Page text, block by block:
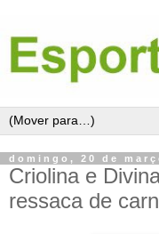
domingo, 20 de
Criolina e
ressaca de